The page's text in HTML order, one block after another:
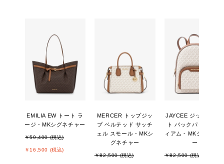
EMILIA EW トート ラ
ージ - MKシグネチャー
￥59,400 (税込)
￥16,500 (税込)
MERCER トップジッ
プ ベルテッド サッチ
ェル スモール - MKシ
グネチャー
￥82,500 (税込)
JAYCEE ジップポケッ
ト バックパック ミデ
ィアム - MKシグネチ
ー
￥82,500 (税込)